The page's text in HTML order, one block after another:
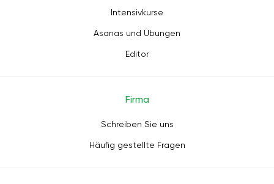
Intensivkurse
Asanas und Übungen
Editor
Firma
Schreiben Sie uns
Häufig gestellte Fragen